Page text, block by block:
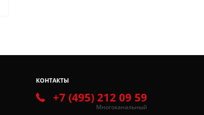
КОНТАКТЫ
+7 (495) 212 09 59
Многоканальный